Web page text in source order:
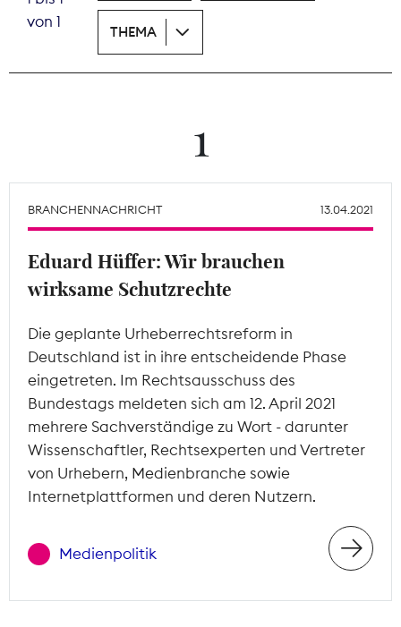
Tarifpolitik
Theodor-Wolff-Preis
Mitgliederbereich
von 1
THEMA
1
BRANCHENNACHRICHT 13.04.2021
Eduard Hüffer: Wir brauchen
wirksame Schutzrechte
Die geplante Urheberrechtsreform in
Deutschland ist in ihre entscheidende Phase
eingetreten. Im Rechtsausschuss des
Bundestags meldeten sich am 12. April 2021
mehrere Sachverständige zu Wort - darunter
Wissenschaftler, Rechtsexperten und Vertreter
von Urhebern, Medienbranche sowie
Internetplattformen und deren Nutzern.
Medienpolitik